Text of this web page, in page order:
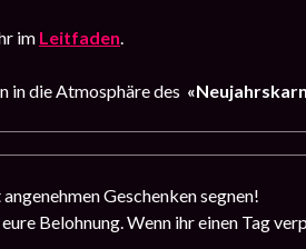
im Leitfaden
in die Atmosphäre des
Geschenken segnen!
Belohnung. Wenn ihr einen Tag